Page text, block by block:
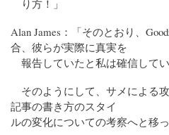
り方！」
Alan James：「そのとおり、
合、彼らが実際に真実を
報告していたと私は確信してい
そのようにして、サメによる
記事の書き方のスタイ
ルの変化についての考察へと移っ